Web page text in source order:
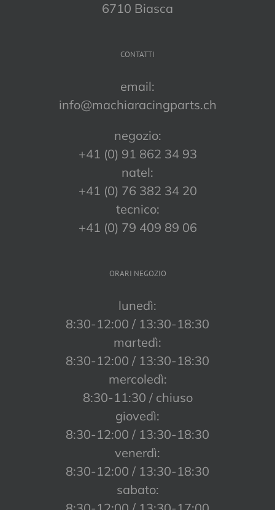
6710 Biasca
CONTATTI
email:
info@machiaracingparts.ch
negozio:
+41 (0) 91 862 34 93
natel:
+41 (0) 76 382 34 20
tecnico:
+41 (0) 79 409 89 06
ORARI NEGOZIO
lunedì:
8:30-12:00 / 13:30-18:30
martedì:
8:30-12:00 / 13:30-18:30
mercoledì:
8:30-11:30 / chiuso
giovedì:
8:30-12:00 / 13:30-18:30
venerdì:
8:30-12:00 / 13:30-18:30
sabato: